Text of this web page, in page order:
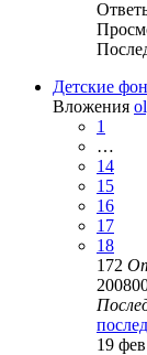
Детские
Вложения
1
…
14
15
16
17
18
172
19